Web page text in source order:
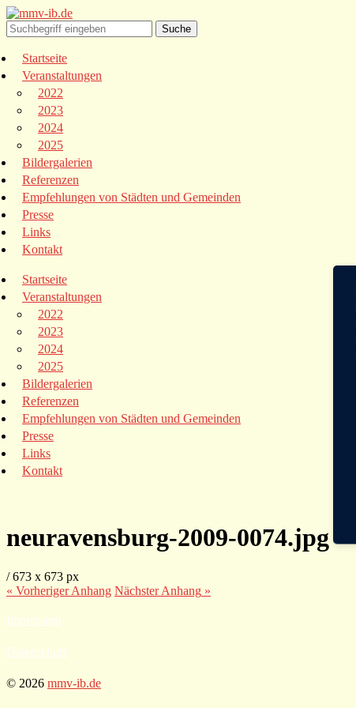
Startseite
Veranstaltungen
2022
2023
2024
2025
Bildergalerien
Referenzen
Empfehlungen von Städten und Gemeinden
Presse
Links
Kontakt
Startseite
Veranstaltungen
2022
2023
2024
2025
Bildergalerien
Referenzen
Empfehlungen von Städten und Gemeinden
Presse
Links
Kontakt
neuravensburg-2009-0074.jpg
/673 x 673 px
« VorherigerAnhang NächsterAnhang »
Impressum
Datenschutz
© 2026 mmv-ib.de